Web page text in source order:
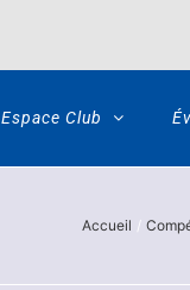
Espace Club
Accueil